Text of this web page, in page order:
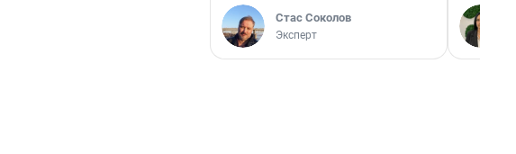
Стас Соколов
Эксперт